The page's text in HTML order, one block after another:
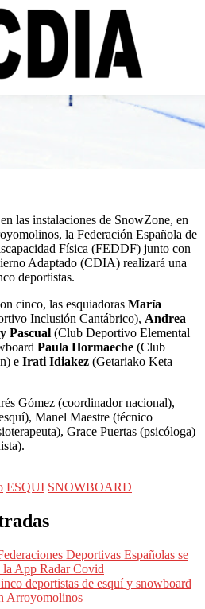
las instalaciones de SnowZone, en
la Federación Española de
Física (FEDDF) junto con
Adaptado (CDIA) realizará una
deportistas.
cinco, las esquiadoras María
Inclusión Cantábrico), Andrea
Pascual (Club Deportivo Elemental
Paula Hormaeche (Club
e Irati Idiakez (Getariako Keta
Gómez (coordinador nacional),
Manel Maestre (técnico
Grace Puertas (psicóloga)
ESQUI SNOWBOARD
Deportivas Españolas se
la App Radar Covid
deportistas de esquí y snowboard
Arroyomolinos